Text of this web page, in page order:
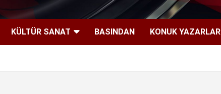
KÜLTÜR SANAT BASINDAN KONUK YAZARLAR